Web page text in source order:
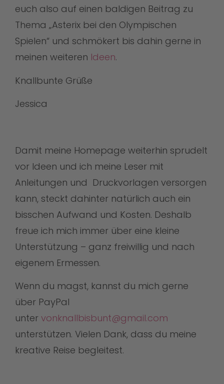
euch also auf einen baldigen Beitrag zu
Thema „Asterix bei den Olympischen
Spielen“ und schmökert bis dahin gerne in
meinen weiteren Ideen.
Knallbunte Grüße
Jessica
Damit meine Homepage weiterhin sprudelt
vor Ideen und ich meine Leser mit
Anleitungen und Druckvorlagen versorgen
kann, steckt dahinter natürlich auch ein
bisschen Aufwand und Kosten. Deshalb
freue ich mich immer über eine kleine
Unterstützung – ganz freiwillig und nach
eigenem Ermessen.
Wenn du magst, kannst du mich gerne
über PayPal
unter vonknallbisbunt@gmail.com
unterstützen. Vielen Dank, dass du meine
kreative Reise begleitest.